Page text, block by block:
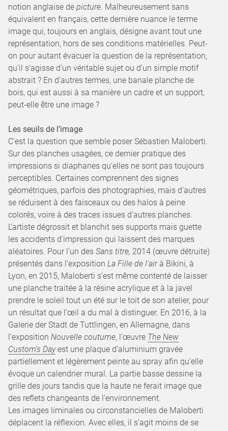
notion anglaise de picture. Malheureusement sans
équivalent en français, cette dernière nuance le terme
image qui, toujours en anglais, désigne avant tout une
représentation, hors de ses conditions matérielles. Peut-
on pour autant évacuer la question de la représentation,
qu’il s’agisse d’un véritable sujet ou d’un simple motif
abstrait ? En d’autres termes, une banale planche de
bois, qui est aussi à sa manière un cadre et un support,
peut-elle être une image ?
Les seuils de l’image
C’est la question que semble poser Sébastien Maloberti.
Sur des planches usagées, ce dernier pratique des
impressions si diaphanes qu’elles ne sont pas toujours
perceptibles. Certaines comprennent des signes
géométriques, parfois des photographies, mais d’autres
se réduisent à des faisceaux ou des halos à peine
colorés, voire à des traces issues d’autres planches.
L’artiste dégrossit et blanchit ses supports mais guette
les accidents d’impression qui laissent des marques
aléatoires. Pour l’un des Sans titre, 2014 (œuvre détruite)
présentés dans l’exposition La Fille de l’airà Bikini, à
Lyon, en 2015, Maloberti s’est même contenté de laisser
une planche traitée à la résine acrylique et à la javel
prendre le soleil tout un été sur le toit de son atelier, pour
un résultat que l’œil a du mal à distinguer. En 2016, à la
Galerie der Stadt de Tuttlingen, en Allemagne, dans
l’exposition Nouvelle coutume, l’œuvre The New
Custom’s Dayest une plaque d’aluminium gravée
partiellement et légèrement peinte au spray afin qu’elle
évoque un calendrier mural. La partie basse dessine la
grille des jours tandis que la haute ne ferait image que
des reflets changeants de l’environnement.
Les images liminales ou circonstancielles de Maloberti
déplacent la réflexion. Avec elles, il s’agit moins de se